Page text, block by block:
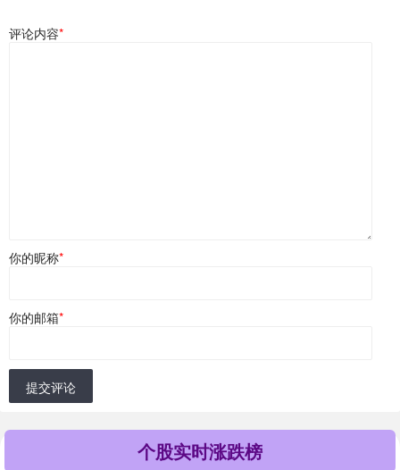
评论内容*
你的昵称*
你的邮箱*
提交评论
个股实时涨跌榜